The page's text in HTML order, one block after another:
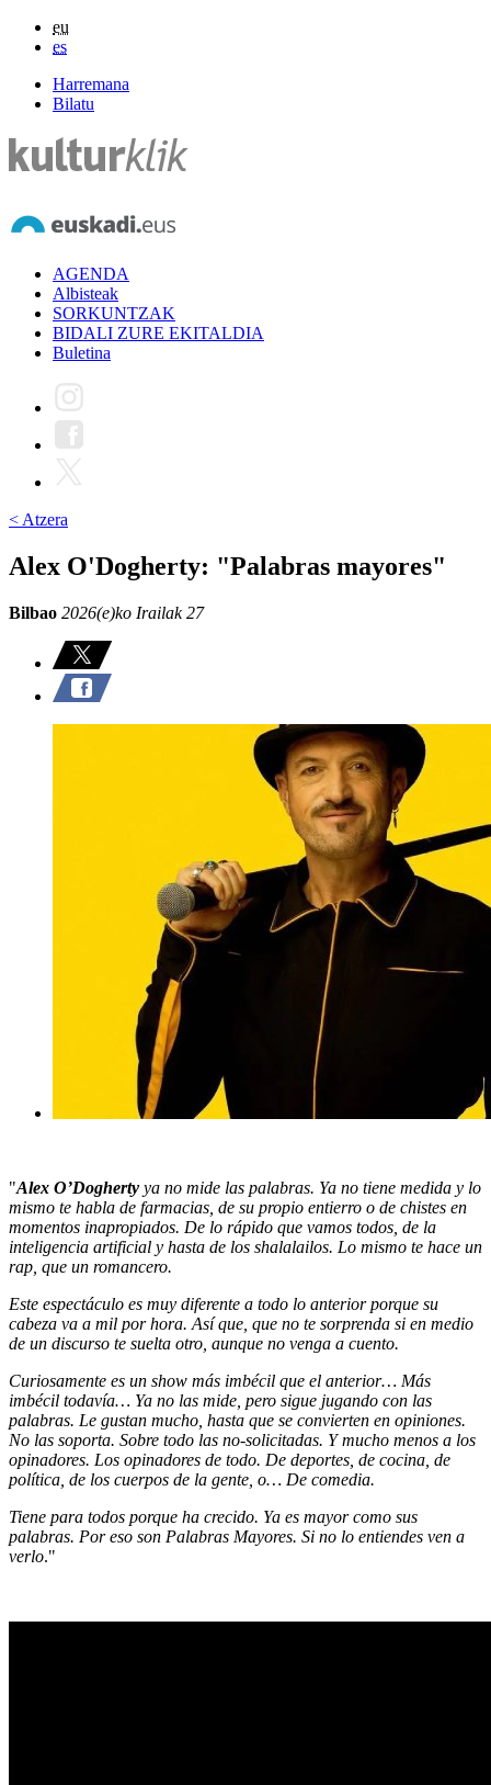
eu
es
Harremana
Bilatu
AGENDA
Albisteak
SORKUNTZAK
BIDALI ZURE EKITALDIA
Buletina
< Atzera
Alex O'Dogherty: "Palabras mayores"
Bilbao 2026(e)ko Irailak 27
"Alex O’Dogherty ya no mide las palabras. Ya no tiene medida y lo
mismo te habla de farmacias, de su propio entierro o de chistes en
momentos inapropiados. De lo rápido que vamos todos, de la
inteligencia artificial y hasta de los shalalailos. Lo mismo te hace un
rap, que un romancero.
Este espectáculo es muy diferente a todo lo anterior porque su
cabeza va a mil por hora. Así que, que no te sorprenda si en medio
de un discurso te suelta otro, aunque no venga a cuento.
Curiosamente es un show más imbécil que el anterior… Más
imbécil todavía… Ya no las mide, pero sigue jugando con las
palabras. Le gustan mucho, hasta que se convierten en opiniones.
No las soporta. Sobre todo las no-solicitadas. Y mucho menos a los
opinadores. Los opinadores de todo. De deportes, de cocina, de
política, de los cuerpos de la gente, o… De comedia.
Tiene para todos porque ha crecido. Ya es mayor como sus
palabras. Por eso son Palabras Mayores. Si no lo entiendes ven a
verlo."